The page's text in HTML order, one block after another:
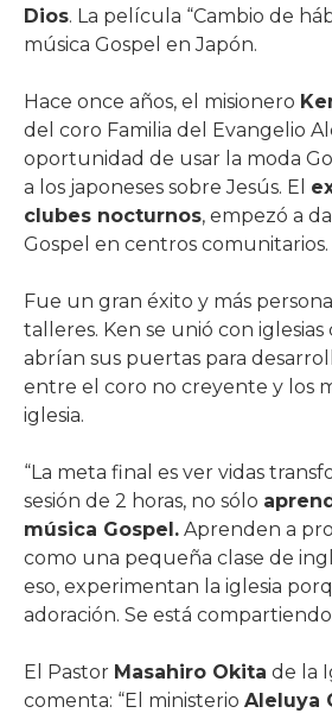
Dios. La película “Cambio de
música Gospel en Japón.
Hace once años, el misionero
del coro Familia del Evangelio
oportunidad de usar la moda
a los japoneses sobre Jesús. El
clubes nocturnos, empezó a
Gospel en centros comunitarios.
Fue un gran éxito y más
talleres. Ken se unió con iglesias
abrían sus puertas para
entre el coro no creyente y los
iglesia.
“La meta final es ver vidas
sesión de 2 horas, no sólo
música Gospel. Aprenden a
como una pequeña clase de
eso, experimentan la iglesia
adoración. Se está compartiendo
El Pastor Masahiro Okita de la
comenta: “El ministerio Aleluya